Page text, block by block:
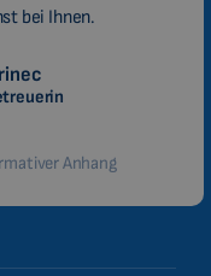
bei Ihnen.
Anhang